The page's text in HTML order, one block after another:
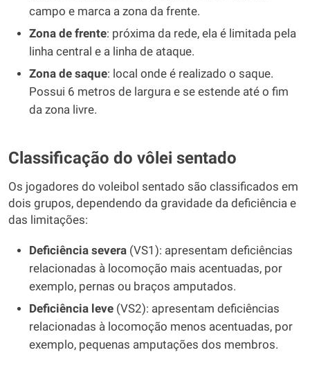
campo e marca a zona da frente.
Zona de frente: próxima da rede, ela é limitada pela
linha central e a linha de ataque.
Zona de saque: local onde é realizado o saque.
Possui 6 metros de largura e se estende até o fim
da zona livre.
Classificação do vôlei sentado
Os jogadores do voleibol sentado são classificados em
dois grupos, dependendo da gravidade da deficiência e
das limitações:
Deficiência severa (VS1): apresentam deficiências
relacionadas à locomoção mais acentuadas, por
exemplo, pernas ou braços amputados.
Deficiência leve (VS2): apresentam deficiências
relacionadas à locomoção menos acentuadas, por
exemplo, pequenas amputações dos membros.